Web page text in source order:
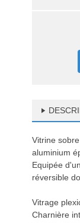
Vitrine
aluminium
Equipée
réversible
Vitrage
Charnière